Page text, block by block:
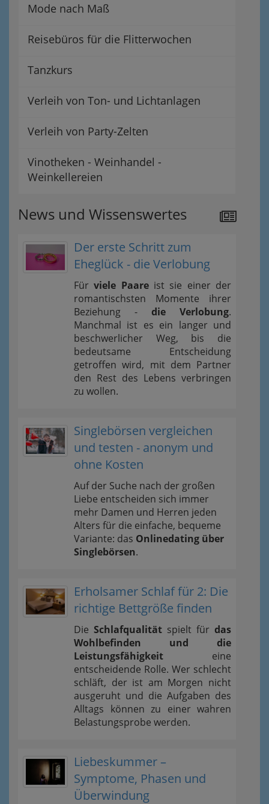
Mode nach Maß
Reisebüros für die Flitterwochen
Tanzkurs
Verleih von Ton- und Lichtanlagen
Verleih von Party-Zelten
Vinotheken - Weinhandel -
Weinkellereien
News und Wissenswertes
Der erste Schritt zum
Eheglück - die Verlobung
Fürviele Paareist sie einer der
romantischsten Momente ihrer
Beziehung - die Verlobung.
Manchmal ist es ein langer und
beschwerlicher Weg, bis die
bedeutsame Entscheidung
getroffen wird, mit dem Partner
den Rest des Lebens verbringen
zu wollen.
Singlebörsen vergleichen
und testen - anonym und
ohne Kosten
Auf der Suche nach der großen
Liebe entscheiden sich immer
mehr Damen und Herren jeden
Alters für die einfache, bequeme
Variante: das Onlinedating über
Singlebörsen.
Erholsamer Schlaf für 2: Die
richtige Bettgröße finden
Die Schlafqualität spielt für das
Wohlbefinden und die
Leistungsfähigkeit eine
entscheidende Rolle. Wer schlecht
schläft, der ist am Morgen nicht
ausgeruht und die Aufgaben des
Alltags können zu einer wahren
Belastungsprobe werden.
Liebeskummer –
Symptome, Phasen und
Überwindung